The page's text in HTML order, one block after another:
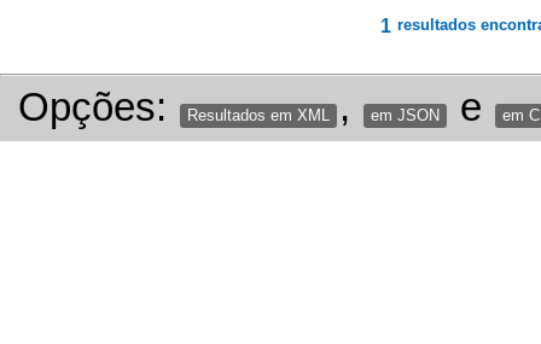
1 resultados
Opções: Resultados em XML , em JSON e em